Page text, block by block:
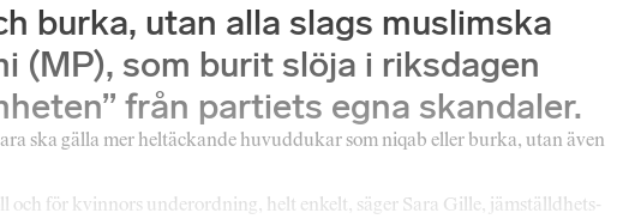
burka, utan alla slags muslimska
(MP), som burit slöja i riksdagen
från partiets egna skandaler.
ska gälla mer heltäckande huvuddukar som niqab eller burka, utan även
för kvinnors underordning, helt enkelt, säger Sara Gille, jämställdhets-